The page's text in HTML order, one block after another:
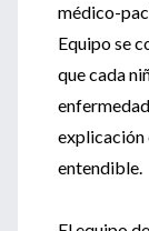
médico-
Equipo se
que cada
explicación
entendible.